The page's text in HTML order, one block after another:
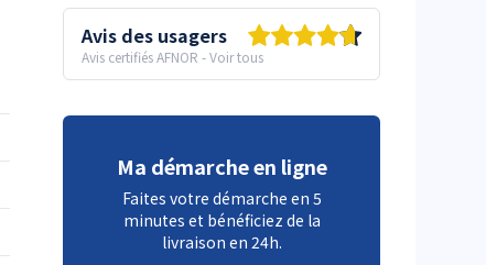
Avis des usagers
Avis certifiés AFNOR -Voir tous
Ma démarche en ligne
Faites votre démarche en 5
minutes et bénéficiez de la
livraison en 24h.